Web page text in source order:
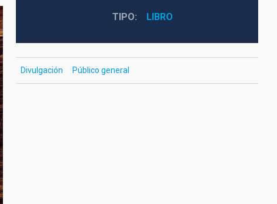
TIPO LIBRO
Divulgación Público general